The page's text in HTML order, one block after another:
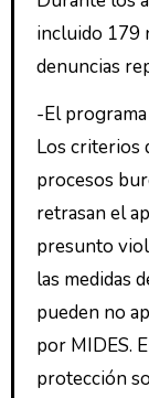
incluido 179
denuncias
-El
Los criterios
procesos
retrasan el
presunto
las medidas
pueden no
por MIDES.
protección